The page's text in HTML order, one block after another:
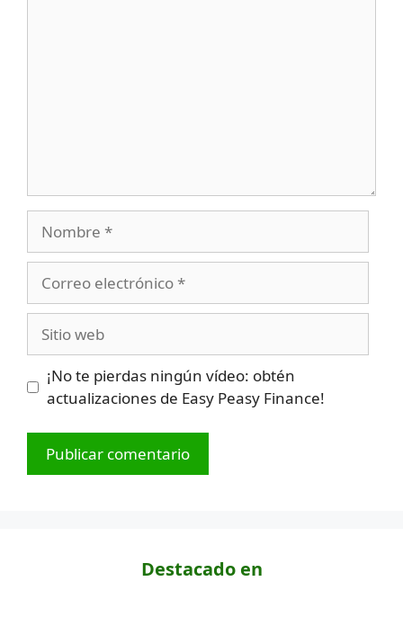
electrónico
web
¡No te pierdas ningún vídeo: obtén
actualizaciones de Easy Peasy Finance!
Destacado en